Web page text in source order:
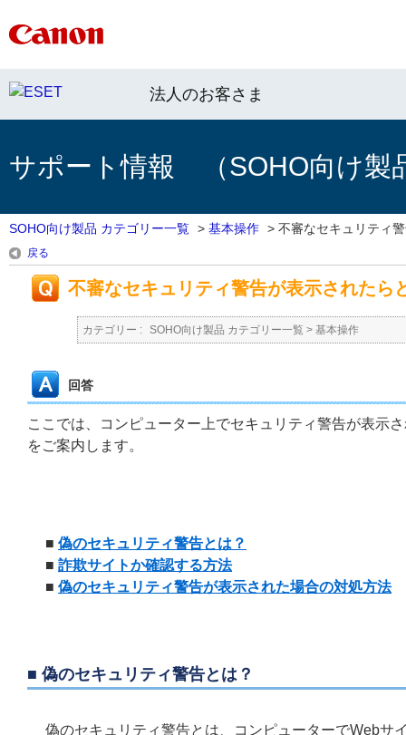
法人のお客さま
サポート情報 （SOHO向け製
SOHO向け製品 カテゴリー一覧 > 基本操作 > 不審なセキュリティ
戻る
不審なセキュリティ警告が表示されたら
カテゴリー : SOHO向け製品 カテゴリー一覧 > 基本操作
回答
ここでは、コンピューター上でセキュリティ警告が表示
をご案内します。
■ 偽のセキュリティ警告とは？
■ 詐欺サイトか確認する方法
■ 偽のセキュリティ警告が表示された場合の対処方法
■ 偽のセキュリティ警告とは？
偽のセキュリティ警告とは、コンピューターでWebサ